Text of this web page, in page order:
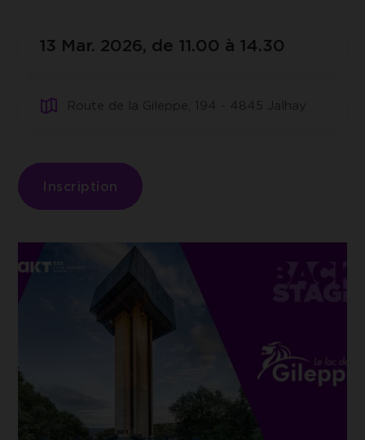
13 Mar. 2026, de 11.00 à 14.30
Route de la Gileppe, 194 - 4845 Jalhay
Inscription
Google Tag Manager
Cookie de Google Tag Manager nous